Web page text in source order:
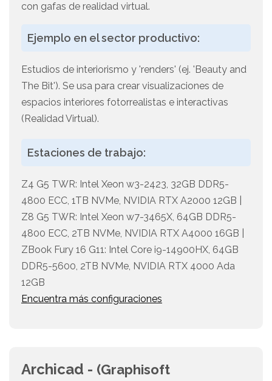
con gafas de realidad virtual.
Ejemplo en el sector productivo:
Estudios de interiorismo y 'renders' (ej. 'Beauty and
The Bit'). Se usa para crear visualizaciones de
espacios interiores fotorrealistas e interactivas
(Realidad Virtual).
Estaciones de trabajo:
Z4 G5 TWR: Intel Xeon w3-2423, 32GB DDR5-
4800 ECC, 1TB NVMe, NVIDIA RTX A2000 12GB |
Z8 G5 TWR: Intel Xeon w7-3465X, 64GB DDR5-
4800 ECC, 2TB NVMe, NVIDIA RTX A4000 16GB |
ZBook Fury 16 G11: Intel Core i9-14900HX, 64GB
DDR5-5600, 2TB NVMe, NVIDIA RTX 4000 Ada
12GB
Encuentra más configuraciones
Archicad - (Graphisoft